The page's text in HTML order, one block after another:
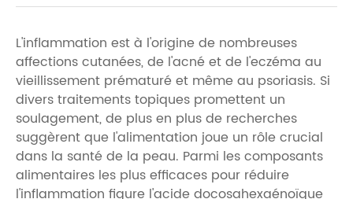
L'inflammation est à l'origine de nombreuses
affections cutanées, de l'acné et de l'eczéma au
vieillissement prématuré et même au psoriasis. Si
divers traitements topiques promettent un
soulagement, de plus en plus de recherches
suggèrent que l'alimentation joue un rôle crucial
dans la santé de la peau. Parmi les composants
alimentaires les plus efficaces pour réduire
l'inflammation figure l'acide docosahexaénoïque